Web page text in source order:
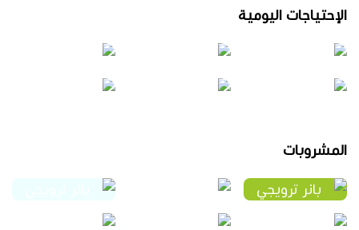
الإحتياجات اليومية
المشروبات